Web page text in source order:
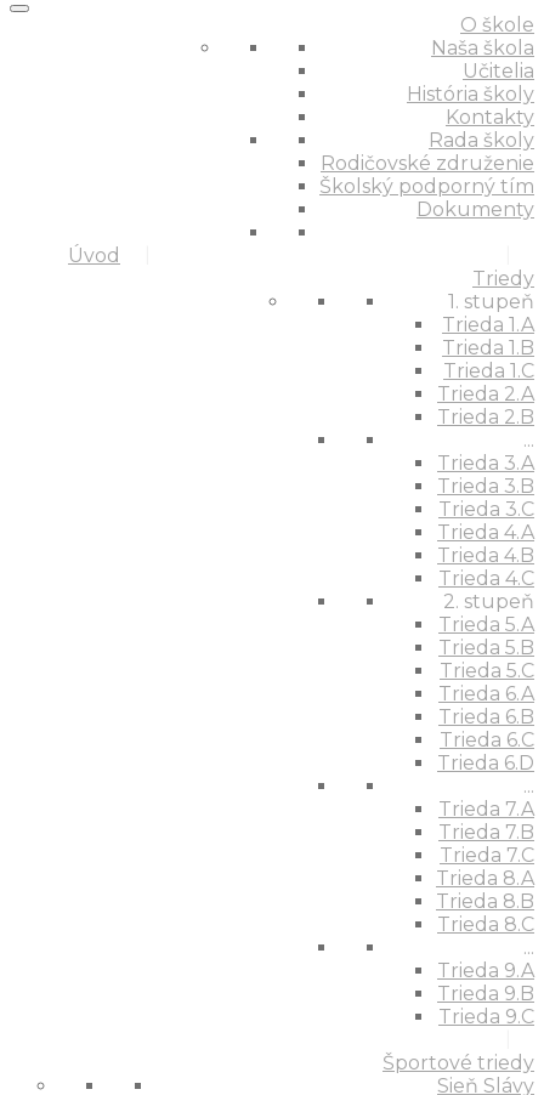
Úvod
O škole
Naša škola
Učitelia
História školy
Kontakty
Rada školy
Rodičovské združenie
Školský podporný tím
Dokumenty
Triedy
1. stupeň
Trieda 1.A
Trieda 1.B
Trieda 1.C
Trieda 2.A
Trieda 2.B
...
Trieda 3.A
Trieda 3.B
Trieda 3.C
Trieda 4.A
Trieda 4.B
Trieda 4.C
2. stupeň
Trieda 5.A
Trieda 5.B
Trieda 5.C
Trieda 6.A
Trieda 6.B
Trieda 6.C
Trieda 6.D
...
Trieda 7.A
Trieda 7.B
Trieda 7.C
Trieda 8.A
Trieda 8.B
Trieda 8.C
...
Trieda 9.A
Trieda 9.B
Trieda 9.C
Športové triedy
Sieň Slávy